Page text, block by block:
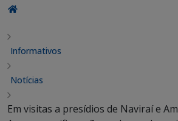
Informativos
Notícias
Em visitas a presídios de Naviraí e